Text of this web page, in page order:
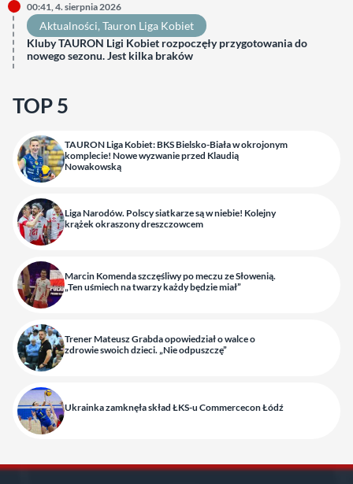
00:41, 4. sierpnia 2026
Aktualności, Tauron Liga Kobiet
Kluby TAURON Ligi Kobiet rozpoczęły przygotowania do
nowego sezonu. Jest kilka braków
TOP 5
TAURON Liga Kobiet: BKS Bielsko-Biała w okrojonym
komplecie! Nowe wyzwanie przed Klaudią
Nowakowską
Liga Narodów. Polscy siatkarze są w niebie! Kolejny
krążek okraszony dreszczowcem
Marcin Komenda szczęśliwy po meczu ze Słowenią.
„Ten uśmiech na twarzy każdy będzie miał”
Trener Mateusz Grabda opowiedział o walce o
zdrowie swoich dzieci. „Nie odpuszczę”
Ukrainka zamknęła skład ŁKS-u Commercecon Łódź